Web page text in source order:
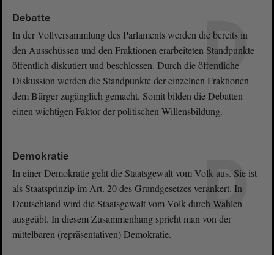
D
Debatte
In der Vollversammlung des Parlaments werden die bereits in
den Ausschüssen und den Fraktionen erarbeiteten Standpunkte
öffentlich diskutiert und beschlossen. Durch die öffentliche
Diskussion werden die Standpunkte der einzelnen Fraktionen
dem Bürger zugänglich gemacht. Somit bilden die Debatten
einen wichtigen Faktor der politischen Willensbildung.
D
Demokratie
In einer Demokratie geht die Staatsgewalt vom Volk aus. Sie ist
als Staatsprinzip im Art. 20 des Grundgesetzes verankert. In
Deutschland wird die Staatsgewalt vom Volk durch Wahlen
ausgeübt. In diesem Zusammenhang spricht man von der
mittelbaren (repräsentativen) Demokratie.